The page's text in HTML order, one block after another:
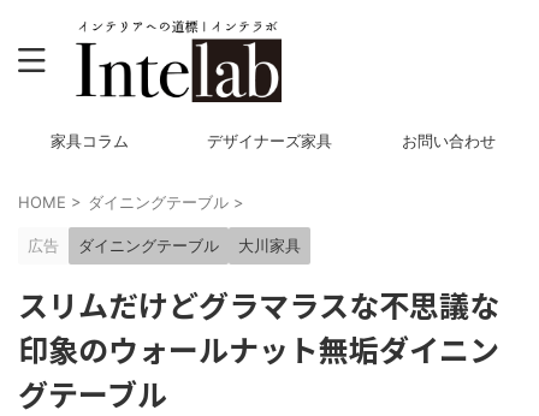
家具コラム デザイナーズ家具 お問い合わせ
HOME > ダイニングテーブル >
広告 ダイニングテーブル 大川家具
スリムだけどグラマラスな不思議な
印象のウォールナット無垢ダイニン
グテーブル